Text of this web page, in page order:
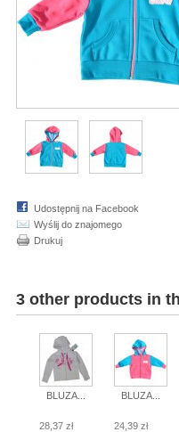
Udostępnij na Facebook
Wyślij do znajomego
Drukuj
3 other products in
BLUZA...
28,37 zł
BLUZA...
24,39 zł